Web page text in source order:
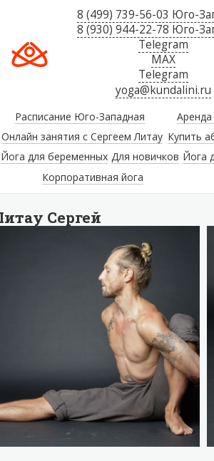
8 (499) 739-56-03 Юго-
8 (930) 944-22-78 Юго-
Telegram
MAX
Telegram
yoga@kundalini.ru
Расписание Юго-Западная Аренда
Онлайн занятия с Сергеем Литау Купить
Йога для беременных Для новичков Йога
Корпоративная йога
Сергей